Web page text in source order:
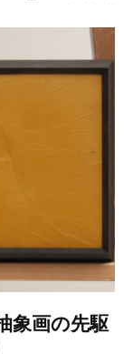
象画の先駆